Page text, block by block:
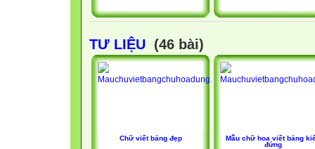
TƯ LIỆU (46 bài)
Chữ viết bảng đẹp
Mẫu chữ hoa viết bảng
đứng